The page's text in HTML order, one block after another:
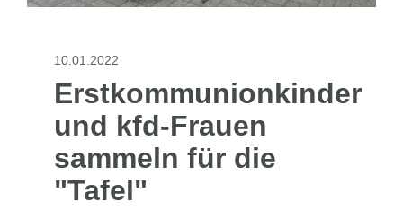
10.01.2022
Erstkommunionkinder
und kfd-Frauen
sammeln für die
"Tafel"